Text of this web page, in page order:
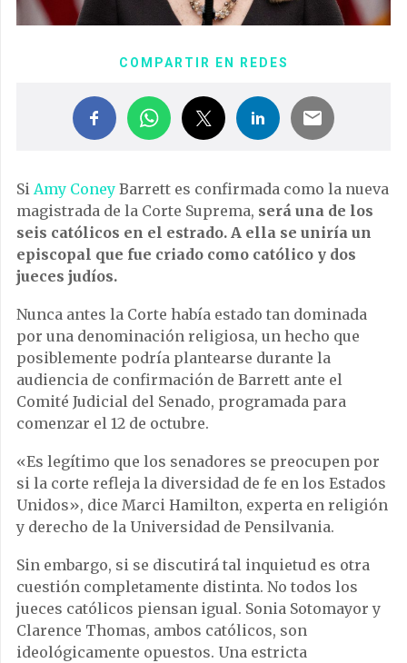
COMPARTIR EN REDES
Si Amy Coney Barrett es confirmada como la nueva
magistrada de la Corte Suprema, será una de los
seis católicos en el estrado. A ella se uniría un
episcopal que fue criado como católico y dos
jueces judíos.
Nunca antes la Corte había estado tan dominada
por una denominación religiosa, un hecho que
posiblemente podría plantearse durante la
audiencia de confirmación de Barrett ante el
Comité Judicial del Senado, programada para
comenzar el 12 de octubre.
«Es legítimo que los senadores se preocupen por
si la corte refleja la diversidad de fe en los Estados
Unidos», dice Marci Hamilton, experta en religión
y derecho de la Universidad de Pensilvania.
Sin embargo, si se discutirá tal inquietud es otra
cuestión completamente distinta. No todos los
jueces católicos piensan igual. Sonia Sotomayor y
Clarence Thomas, ambos católicos, son
ideológicamente opuestos. Una estricta